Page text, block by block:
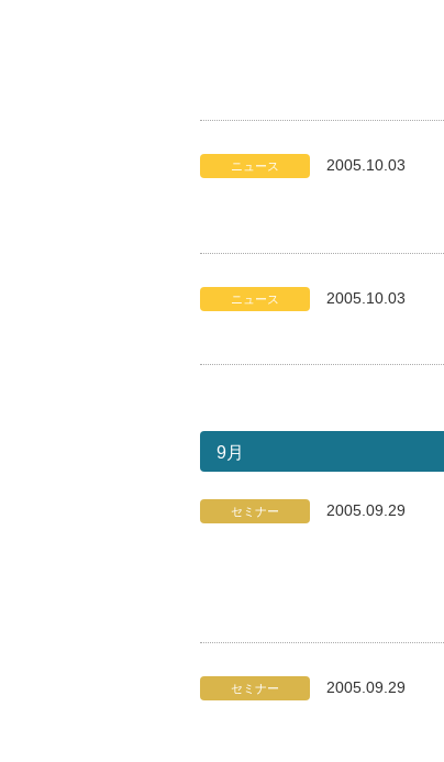
ニュース 2005.10.03
ニュース 2005.10.03
9月
セミナー 2005.09.29
セミナー 2005.09.29